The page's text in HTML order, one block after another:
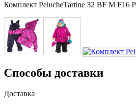
Комплект PelucheTartine 32 BF M F16
Способы доставки
Доставка